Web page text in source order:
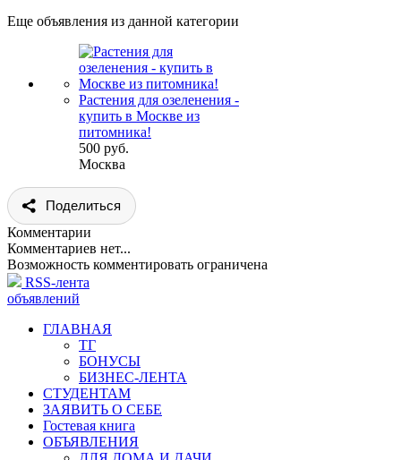
Еще объявления из данной категории
Растения для озеленения -
купить в Москве из
питомника!
500 руб.
Москва
Поделиться
Комментарии
Комментариев нет...
Возможность комментировать ограничена
RSS-лента
объявлений
ГЛАВНАЯ
ТГ
БОНУСЫ
БИЗНЕС-ЛЕНТА
СТУДЕНТАМ
ЗАЯВИТЬ О СЕБЕ
Гостевая книга
ОБЪЯВЛЕНИЯ